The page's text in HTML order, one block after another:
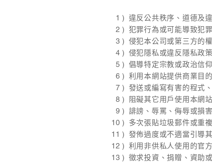
違反公共秩序、道德及
犯罪行為或可能導致犯
侵犯本公司或第三方的
侵犯隱私或違反隱私政
倡導特定宗教或政治信
利用本網站提供商業目
發送或編寫有害的程式
阻礙其它用戶使用本網
誹謗、辱罵、侮辱或損
多次張貼垃圾郵件或重
發佈過度或不適當引導
利用非供私人使用的官
徵求投資、捐贈、資助